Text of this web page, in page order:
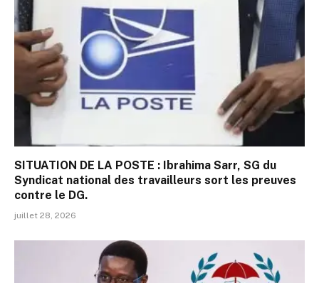
SITUATION DE LA POSTE : Ibrahima Sarr, SG du
Syndicat national des travailleurs sort les preuves
contre le DG.
juillet 28, 2026